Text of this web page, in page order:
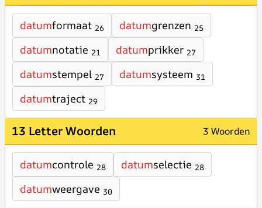
datumformaat 26 datumgrenzen 25
datumnotatie 21 datumprikker 27
datumstempel 27 datumsysteem 31
datumtraject 29
13 Letter Woorden 3 Woorden
datumcontrole 28 datumselectie 28
datumweergave 30